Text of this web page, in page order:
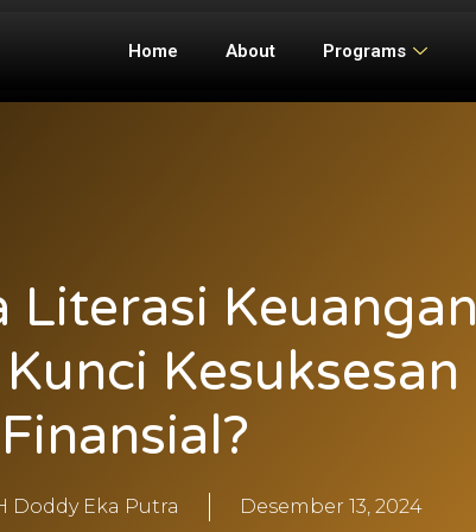
Home About Programs
Literasi Keuangan
Kesuksesan
Finansial?
Doddy Eka Putra Desember 13, 2024